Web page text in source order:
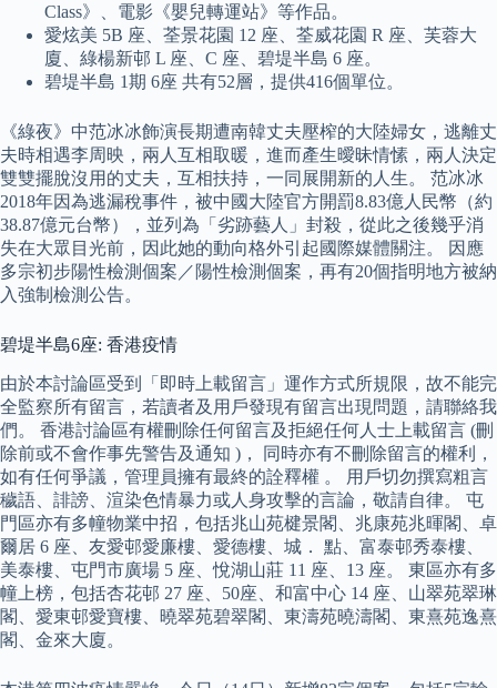
Class》、電影《嬰兒轉運站》等作品。
愛炫美 5B 座、荃景花園 12 座、荃威花園 R 座、芙蓉大
廈、綠楊新邨 L 座、C 座、碧堤半島 6 座。
碧堤半島 1期 6座 共有52層，提供416個單位。
《綠夜》中范冰冰飾演長期遭南韓丈夫壓榨的大陸婦女，逃離丈
夫時相遇李周映，兩人互相取暖，進而產生曖昧情愫，兩人決定
雙雙擺脫沒用的丈夫，互相扶持，一同展開新的人生。 范冰冰
2018年因為逃漏稅事件，被中國大陸官方開罰8.83億人民幣（約
38.87億元台幣），並列為「劣跡藝人」封殺，從此之後幾乎消
失在大眾目光前，因此她的動向格外引起國際媒體關注。 因應
多宗初步陽性檢測個案／陽性檢測個案，再有20個指明地方被納
入強制檢測公告。
碧堤半島6座: 香港疫情
由於本討論區受到「即時上載留言」運作方式所規限，故不能完
全監察所有留言，若讀者及用戶發現有留言出現問題，請聯絡我
們。 香港討論區有權刪除任何留言及拒絕任何人士上載留言 (刪
除前或不會作事先警告及通知 )， 同時亦有不刪除留言的權利，
如有任何爭議，管理員擁有最終的詮釋權 。 用戶切勿撰寫粗言
穢語、誹謗、渲染色情暴力或人身攻擊的言論，敬請自律。 屯
門區亦有多幢物業中招，包括兆山苑楗景閣、兆康苑兆暉閣、卓
爾居 6 座、友愛邨愛廉樓、愛德樓、城． 點、富泰邨秀泰樓、
美泰樓、屯門市廣場 5 座、悅湖山莊 11 座、13 座。 東區亦有多
幢上榜，包括杏花邨 27 座、50座、和富中心 14 座、山翠苑翠琳
閣、愛東邨愛寶樓、曉翠苑碧翠閣、東濤苑曉濤閣、東熹苑逸熹
閣、金來大廈。